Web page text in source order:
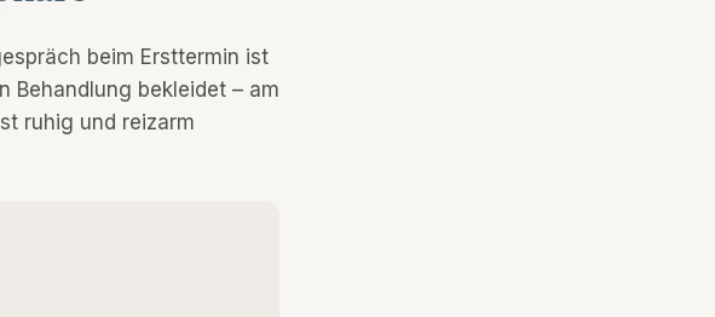
beim Ersttermin ist
Behandlung bekleidet – am
ruhig und reizarm